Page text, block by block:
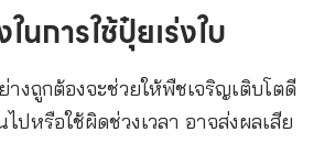
นการใช้ปุ๋ยเร่งใบ
างถูกต้องจะช่วยให้พืชเจริญเติบโตดี
ปหรือใช้ผิดช่วงเวลา อาจส่งผลเสีย